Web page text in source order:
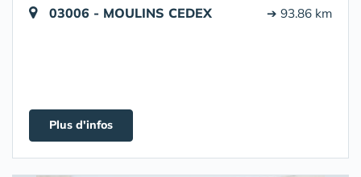
03006 - MOULINS CEDEX ➔ 93.86 km
Plus d'infos